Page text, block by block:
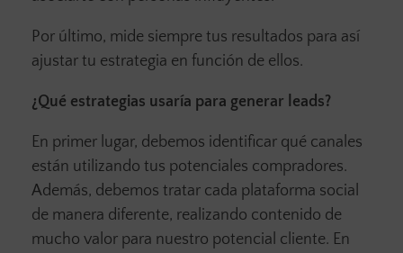
Por último, mide siempre tus resultados para así
ajustar tu estrategia en función de ellos.
¿Qué estrategias usaría para generar leads?
En primer lugar, debemos identificar qué canales
están utilizando tus potenciales compradores.
Además, debemos tratar cada plataforma social
de manera diferente, realizando contenido de
mucho valor para nuestro potencial cliente. En